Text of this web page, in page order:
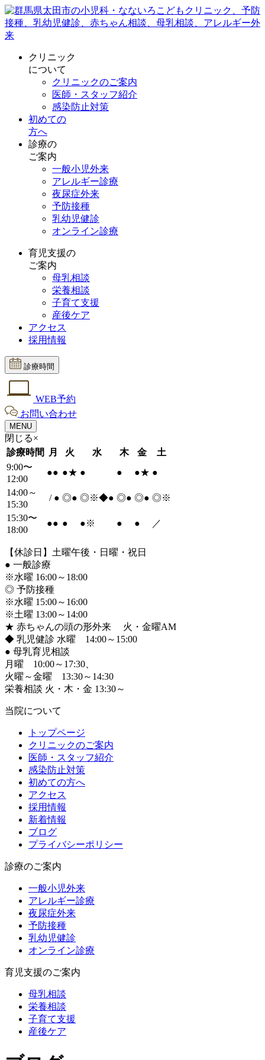
クリニック
について
クリニックのご案内
医師・スタッフ紹介
感染防止対策
初めての
方へ
診療の
ご案内
一般小児外来
アレルギー診療
夜尿症外来
予防接種
乳幼児健診
オンライン診療
育児支援の
ご案内
母乳相談
栄養相談
子育て支援
産後ケア
アクセス
採用情報
診療時間
WEB予約
お問い合わせ
MENU
閉じる×
診療時間
月 火 水 木 金
土
9:00〜
12:00
●● ●★ ● ● ●★ ●
14:00～
15:30
/ ● ◎● ◎※◆● ◎● ◎● ◎※
15:30〜
18:00
●● ● ●※ ● ● ／
【休診日】土曜午後・日曜・祝日
● 一般診療
※水曜 16:00～18:00
◎ 予防接種
※水曜 15:00～16:00
※土曜 13:00～14:00
★ 赤ちゃんの頭の形外来 火・金曜AM
◆ 乳児健診 水曜 14:00～15:00
● 母乳育児相談
月曜 10:00～17:30、
火曜～金曜 13:30～14:30
栄養相談 火・木・金 13:30～
当院について
トップページ
クリニックのご案内
医師・スタッフ紹介
感染防止対策
初めての方へ
アクセス
採用情報
新着情報
ブログ
プライバシーポリシー
診療のご案内
一般小児外来
アレルギー診療
夜尿症外来
予防接種
乳幼児健診
オンライン診療
育児支援のご案内
母乳相談
栄養相談
子育て支援
産後ケア